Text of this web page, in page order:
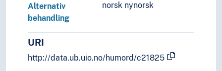
norsk nynorsk
Alternativ
behandling
URI
http://data.ub.uio.no/humord/c21825